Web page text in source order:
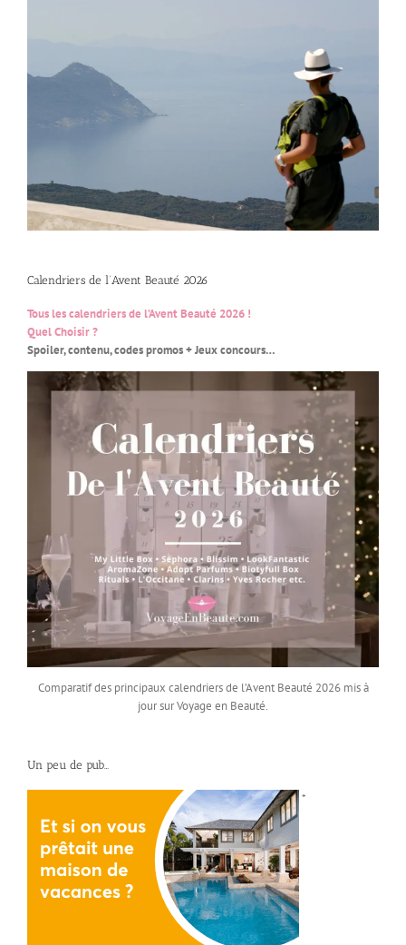
Calendriers de l’Avent Beauté 2026
Tous les calendriers de l’Avent Beauté 2026 !
Quel Choisir ?
Spoiler, contenu, codes promos + Jeux concours…
Comparatif des principaux calendriers de l’Avent Beauté 2026 mis à
jour sur Voyage en Beauté.
Un peu de pub…
*